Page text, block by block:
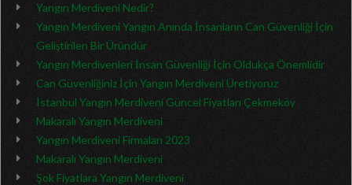
Yangın Merdiveni Nedir?
Yangın Merdiveni Yangın Anında İnsanların Can Güvenliği İçin
Geliştirilen Bir Üründür
Yangın Merdivenleri İnsan Güvenliği İçin Oldukça Önemlidir
Can Güvenliğiniz İçin Yangın Merdiveni Üretiyoruz
İstanbul Yangın Merdiveni Güncel Fiyatları Çekmeköy
Makaralı Yangın Merdiveni
Yangın Merdiveni Firmaları 2023
Makaralı Yangın Merdiveni
Şok Fiyatlara Yangın Merdiveni